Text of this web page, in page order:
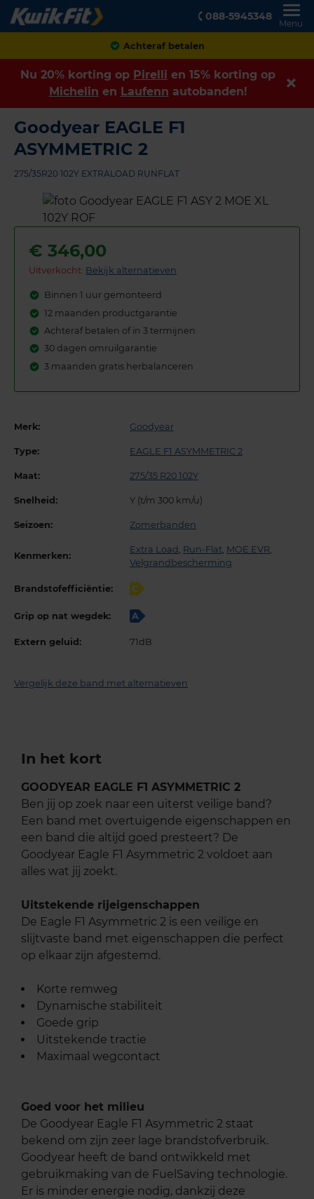
088-5945348
Menu
Achteraf betalen
Nu 20% korting op Pirelli en 15% korting op
Michelin en Laufenn autobanden!
Goodyear EAGLE F1
ASYMMETRIC 2
275/35R20 102Y EXTRALOAD RUNFLAT
€ 346,00
Uitverkocht: Bekijk alternatieven
Binnen 1 uur gemonteerd
12 maanden productgarantie
Achteraf betalen of in 3 termijnen
30 dagen omruilgarantie
3 maanden gratis herbalanceren
Merk: Goodyear
Type: EAGLE F1 ASYMMETRIC 2
Maat: 275/35 R20 102Y
Snelheid: Y (t/m 300 km/u)
Seizoen: Zomerbanden
Kenmerken:
Extra Load , Run-Flat, MOE EVR,
Velgrandbescherming
Brandstofefficiëntie: C
Grip op nat wegdek: A
Extern geluid: 71dB
Vergelijk deze band met alternatieven
In het kort
GOODYEAR EAGLE F1 ASYMMETRIC 2
Ben jij op zoek naar een uiterst veilige band?
Een band met overtuigende eigenschappen en
een band die altijd goed presteert? De
Goodyear Eagle F1 Asymmetric 2 voldoet aan
alles wat jij zoekt.
Uitstekende rijeigenschappen
De Eagle F1 Asymmetric 2 is een veilige en
slijtvaste band met eigenschappen die perfect
op elkaar zijn afgestemd.
Korte remweg
Dynamische stabiliteit
Goede grip
Uitstekende tractie
Maximaal wegcontact
Goed voor het milieu
De Goodyear Eagle F1 Asymmetric 2 staat
bekend om zijn zeer lage brandstofverbruik.
Goodyear heeft de band ontwikkeld met
gebruikmaking van de FuelSaving technologie.
Er is minder energie nodig, dankzij deze